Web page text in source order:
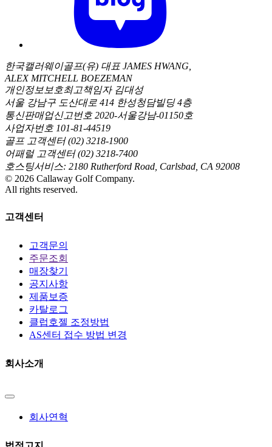
한국캘러웨이골프(유) 대표 JAMES HWANG,
ALEX MITCHELL BOEZEMAN
개인정보보호최고책임자 김대성
서울 강남구 도산대로 414 한성청담빌딩 4층
통신판매업신고번호 2020-서울강남-01150호
사업자번호 101-81-44519
골프 고객센터 (02) 3218-1900
어패럴 고객센터 (02) 3218-7400
호스팅서비스: 2180 Rutherford Road, Carlsbad, CA 92008
© 2026 Callaway Golf Company.
All rights reserved.
고객센터
고객문의
주문조회
매장찾기
공지사항
제품보증
카탈로그
클럽호젤 조정방법
AS센터 접수 방법 변경
회사소개
회사연혁